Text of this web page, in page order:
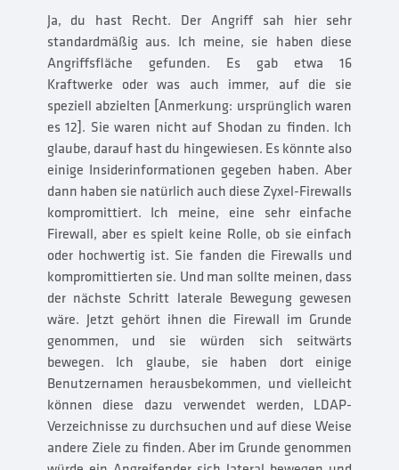
Ja, du hast Recht. Der Angriff sah hier sehr
standardmäßig aus. Ich meine, sie haben diese
Angriffsfläche gefunden. Es gab etwa 16
Kraftwerke oder was auch immer, auf die sie
speziell abzielten [Anmerkung: ursprünglich waren
es 12]. Sie waren nicht auf Shodan zu finden. Ich
glaube, darauf hast du hingewiesen. Es könnte also
einige Insiderinformationen gegeben haben. Aber
dann haben sie natürlich auch diese Zyxel-Firewalls
kompromittiert. Ich meine, eine sehr einfache
Firewall, aber es spielt keine Rolle, ob sie einfach
oder hochwertig ist. Sie fanden die Firewalls und
kompromittierten sie. Und man sollte meinen, dass
der nächste Schritt laterale Bewegung gewesen
wäre. Jetzt gehört ihnen die Firewall im Grunde
genommen, und sie würden sich seitwärts
bewegen. Ich glaube, sie haben dort einige
Benutzernamen herausbekommen, und vielleicht
können diese dazu verwendet werden, LDAP-
Verzeichnisse zu durchsuchen und auf diese Weise
andere Ziele zu finden. Aber im Grunde genommen